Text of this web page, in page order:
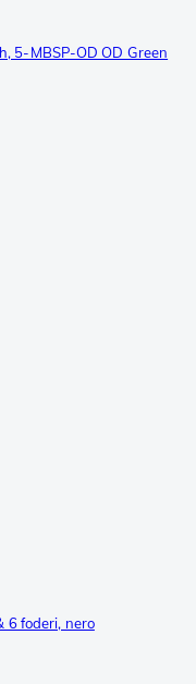
5-MBSP-OD OD Green
6 foderi, nero